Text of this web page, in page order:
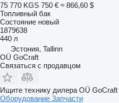
75 770 KGS 750 € ≈ 866,60 $
Топливный бак
Состояние новый
1879638
440 л
Эстония, Tallinn
OÜ GoCraft
Связаться с продавцом
Ищите технику дилера OÜ GoCraft
Оборудование Запчасти